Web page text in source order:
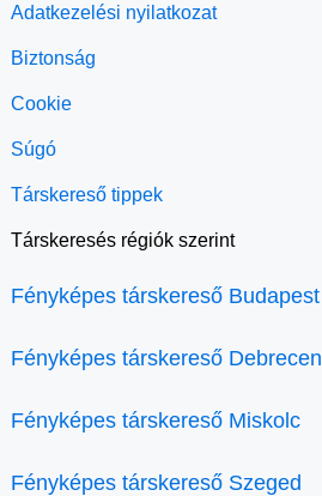
Adatkezelési nyilatkozat
Biztonság
Cookie
Súgó
Társkereső tippek
Társkeresés régiók szerint
Fényképes társkereső Budapest
Fényképes társkereső Debrecen
Fényképes társkereső Miskolc
Fényképes társkereső Szeged